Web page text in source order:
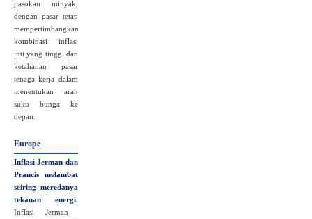
pasokan minyak,
dengan pasar tetap
mempertimbangkan
kombinasi inflasi
inti yang tinggi dan
ketahanan pasar
tenaga kerja dalam
menentukan arah
suku bunga ke
depan.
Europe
Inflasi Jerman dan
Prancis melambat
seiring meredanya
tekanan energi.
Inflasi Jerman